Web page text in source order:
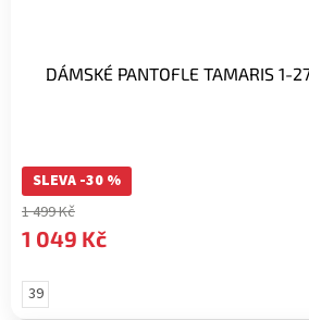
DÁMSKÉ PANTOFLE TAMARIS 1-
SLEVA -30 %
1 499 Kč
1 049 Kč
39